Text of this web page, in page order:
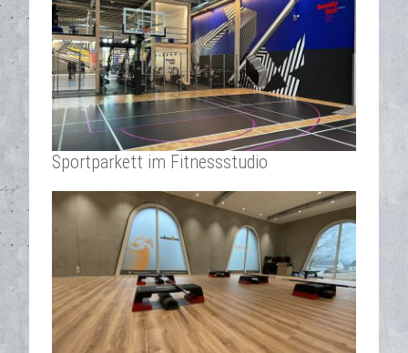
Sportparkett im Fitnessstudio